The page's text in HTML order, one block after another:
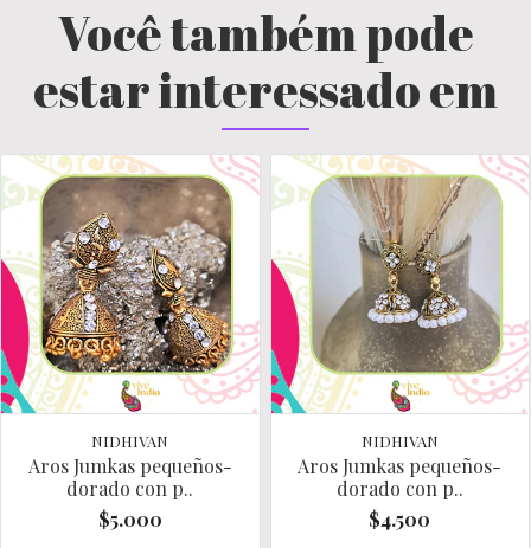
Você também pode
estar interessado em
NIDHIVAN
Aros Jumkas pequeños-
dorado con p..
$5.000
NIDHIVAN
Aros Jumkas pequeños-
dorado con p..
$4.500